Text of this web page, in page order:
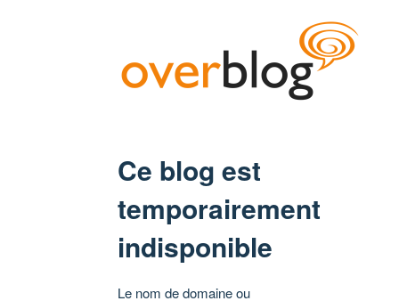
Ce blog est
temporairement
indisponible
Le nom de domaine ou